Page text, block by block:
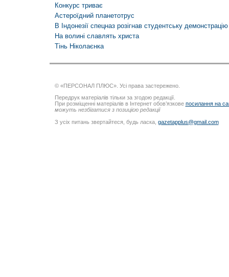
Конкурс триває
Астероїдний планетотрус
В Індонезії спецназ розігнав студентську демонстрацію
На волині славлять христа
Тінь Ніколаєнка
© «ПЕРСОНАЛ ПЛЮС». Усі права застережено.
Передрук матеріалів тільки за згодою редакції.
При розміщенні матеріалів в Інтернет обов’язкове посилання на
можуть незбігатися з позицією редакції
З усіх питань звертайтеся, будь ласка, gazetapplus@gmail.com